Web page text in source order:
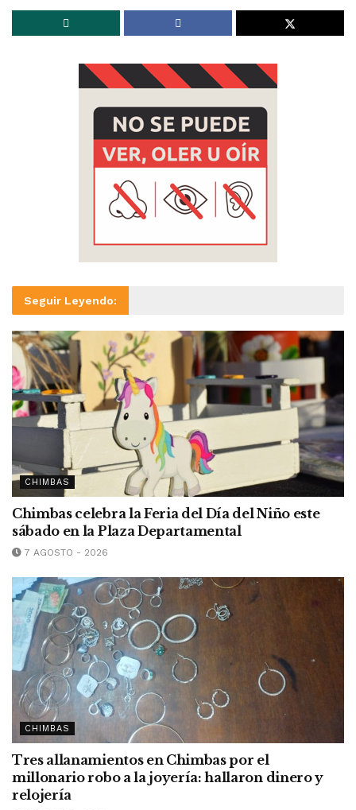
Seguir Leyendo:
CHIMBAS
Chimbas celebra la Feria del Día del Niño este
sábado en la Plaza Departamental
7 AGOSTO - 2026
CHIMBAS
Tres allanamientos en Chimbas por el
millonario robo a la joyería: hallaron dinero y
relojería